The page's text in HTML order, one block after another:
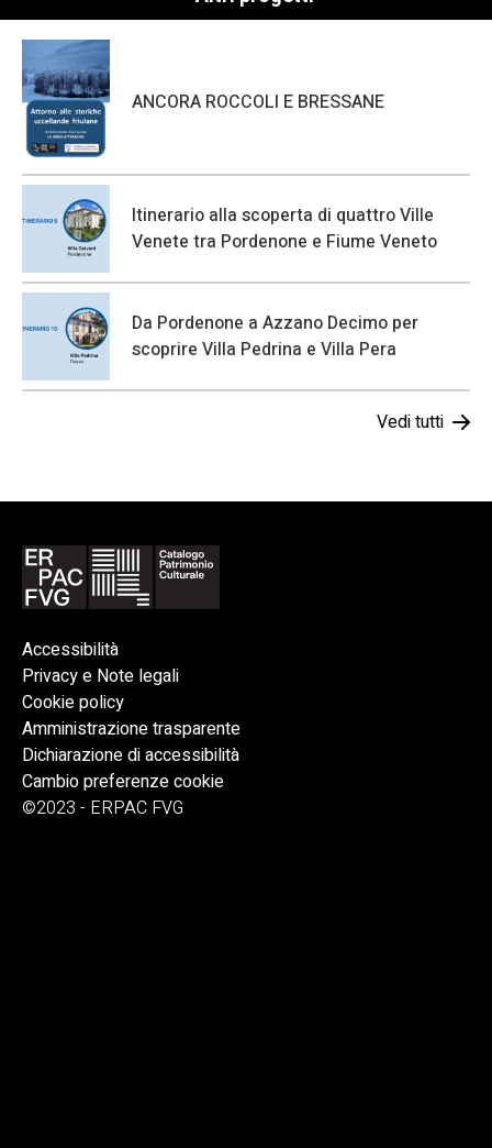
ANCORA ROCCOLI E BRESSANE
Itinerario alla scoperta di quattro Ville
Venete tra Pordenone e Fiume Veneto
Da Pordenone a Azzano Decimo per
scoprire Villa Pedrina e Villa Pera
Vedi tutti
Accessibilità
Privacy e Note legali
Cookie policy
Amministrazione trasparente
Dichiarazione di accessibilità
Cambio preferenze cookie
©2023 - ERPAC FVG